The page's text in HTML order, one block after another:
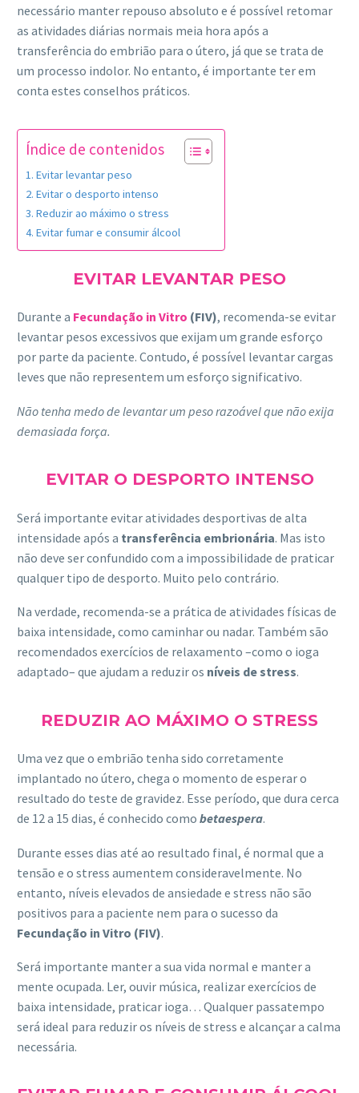
necessário manter repouso absoluto e é possível retomar
as atividades diárias normais meia hora após a
transferência do embrião para o útero, já que se trata de
um processo indolor. No entanto, é importante ter em
conta estes conselhos práticos.
Índice de contenidos
Evitar levantar peso
Evitar o desporto intenso
Reduzir ao máximo o stress
Evitar fumar e consumir álcool
EVITAR LEVANTAR PESO
Durante a Fecundação in Vitro (FIV), recomenda-se evitar
levantar pesos excessivos que exijam um grande esforço
por parte da paciente. Contudo, é possível levantar cargas
leves que não representem um esforço significativo.
Não tenha medo de levantar um peso razoável que não exija
demasiada força.
EVITAR O DESPORTO INTENSO
Será importante evitar atividades desportivas de alta
intensidade após a transferência embrionária. Mas isto
não deve ser confundido com a impossibilidade de praticar
qualquer tipo de desporto. Muito pelo contrário.
Na verdade, recomenda-se a prática de atividades físicas de
baixa intensidade, como caminhar ou nadar. Também são
recomendados exercícios de relaxamento –como o ioga
adaptado– que ajudam a reduzir os níveis de stress.
REDUZIR AO MÁXIMO O STRESS
Uma vez que o embrião tenha sido corretamente
implantado no útero, chega o momento de esperar o
resultado do teste de gravidez. Esse período, que dura cerca
de 12 a 15 dias, é conhecido como betaespera.
Durante esses dias até ao resultado final, é normal que a
tensão e o stress aumentem consideravelmente. No
entanto, níveis elevados de ansiedade e stress não são
positivos para a paciente nem para o sucesso da
Fecundação in Vitro (FIV).
Será importante manter a sua vida normal e manter a
mente ocupada. Ler, ouvir música, realizar exercícios de
baixa intensidade, praticar ioga… Qualquer passatempo
será ideal para reduzir os níveis de stress e alcançar a calma
necessária.